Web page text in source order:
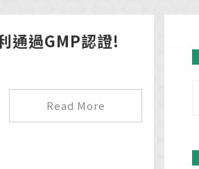
通過GMP認證!
Read More